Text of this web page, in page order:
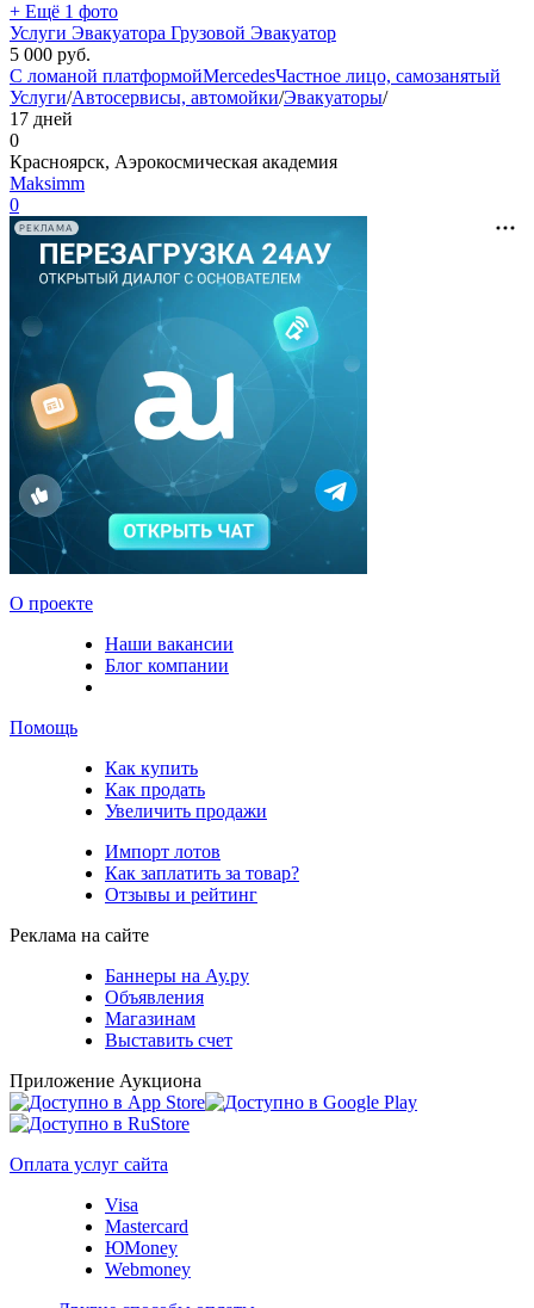
+ Ещё 1 фото
Услуги Эвакуатора Грузовой Эвакуатор
5 000 руб.
С ломаной платформойMercedesЧастное лицо, самозанятый
Услуги/Автосервисы, автомойки/Эвакуаторы/
17 дней
0
Красноярск, Аэрокосмическая академия
Мaksimm
0
РЕКЛАМА
О проекте
Наши вакансии
Блог компании
Помощь
Как купить
Как продать
Увеличить продажи
Импорт лотов
Как заплатить за товар?
Отзывы и рейтинг
Реклама на сайте
Баннеры на Ау.ру
Объявления
Магазинам
Выставить счет
Приложение Аукциона
Оплата услуг сайта
Visa
Mastercard
ЮMoney
Webmoney